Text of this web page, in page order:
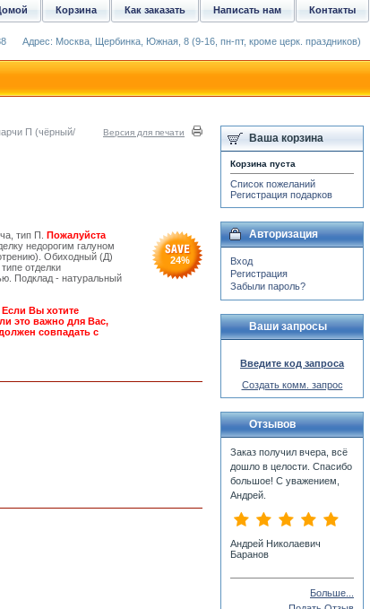
П (чёрный/
Версия для печати
тип П. Пожалуйста
недорогим галуном
Обиходный (Д)
отделки
Подклад - натуральный
Вы хотите
это важно для Вас,
совпадать с
24%
Ваша корзина
Корзина пуста
Список пожеланий
Регистрация подарков
Авторизация
Вход
Регистрация
Забыли пароль?
Ваши запросы
Введите код запроса
Создать комм. запрос
Отзывов
Заказ получил вчера, всё
дошло в целости. Спасибо
большое! С уважением,
Андрей.
Андрей Николаевич
Баранов
Больше...
Контакты
Написать нам
Как заказать
Корзина
Адрес: Москва, Щербинка, Южная, 8 (9-16, пн-пт, кроме церк. праздников)